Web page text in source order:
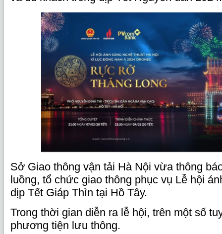
Sở Giao thông vận tải Hà Nội vừa thông
luồng, tổ chức giao thông phục vụ Lễ hội
dịp Tết Giáp Thìn tại Hồ Tây.
Trong thời gian diễn ra lễ hội, trên một số
phương tiện lưu thông.